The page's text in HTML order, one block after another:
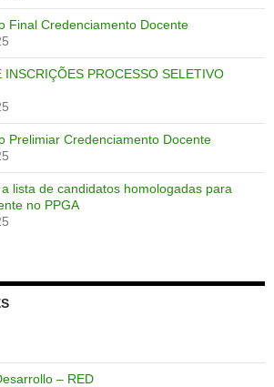
Final Credenciamento Docente
PROCESSO SELETIVO
Prelimiar Credenciamento Docente
lista de candidatos homologadas para
no PPGA
– RED